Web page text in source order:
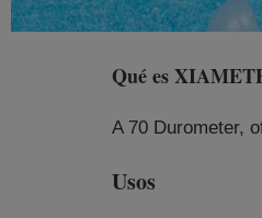
Qué es
A 70 Durometer,
Usos